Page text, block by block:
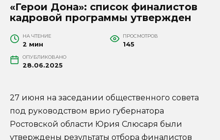
«Герои Дона»: список финалистов
кадровой программы утвержден
НА ЧТЕНИЕ
2 мин
ПРОСМОТРОВ
145
ОПУБЛИКОВАНО
28.06.2025
27 июня на заседании общественного совета
под руководством врио губернатора
Ростовской области Юрия Слюсаря были
утверждены результаты отбора финалистов